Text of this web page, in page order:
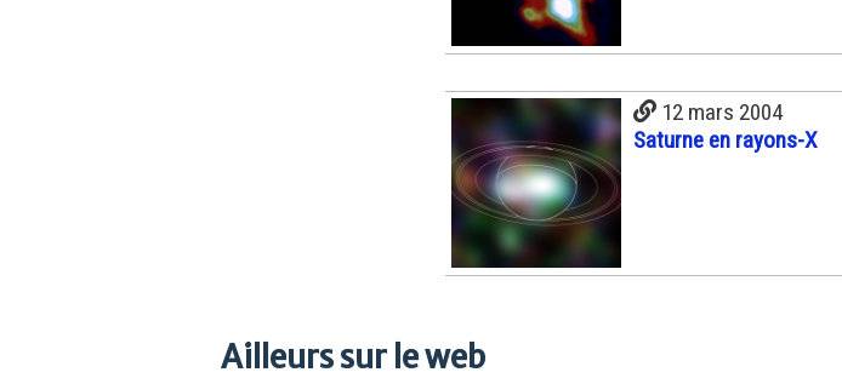
12 mars 2004
Saturne en rayons-X
Ailleurs sur le web